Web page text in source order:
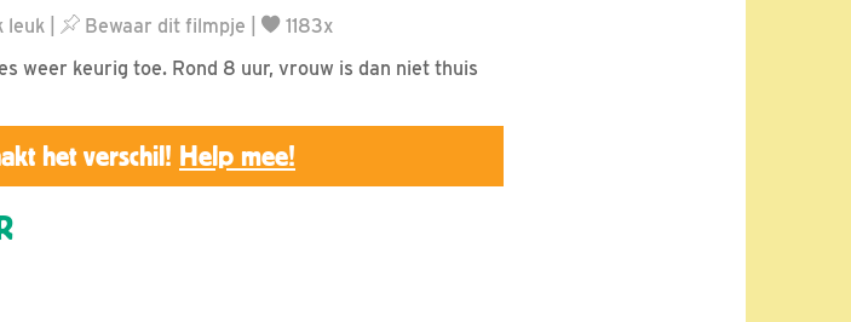
leuk Bewaar dit filmpje
1183x
weer keurig toe. Rond 8 uur, vrouw is dan niet thuis
het verschil! Help mee!